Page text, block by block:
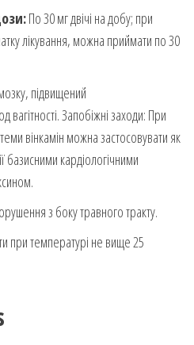
По 30 мг двічі на добу; при
лікування, можна приймати по 30
підвищений
вагітності. Запобіжні заходи: При
вінкамін можна застосовувати як
базисними кардіологічними
з боку травного тракту.
при температурі не вище 25